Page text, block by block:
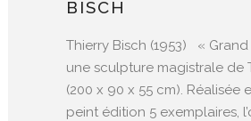
BISCH
Thierry Bisch (1953) « Grand
une sculpture magistrale de
(200 x 90 x 55 cm). Réalisée
peint édition 5 exemplaires,